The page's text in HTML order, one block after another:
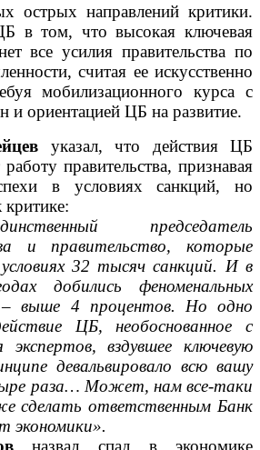
острых направлений критики.
в том, что высокая ключевая
все усилия правительства по
считая ее искусственно
мобилизационного курса с
и ориентацией ЦБ на развитие.
указал, что действия ЦБ
правительства, признавая
в условиях санкций, но
критике:
председатель
и правительство, которые
32 тысяч санкций. И в
добились феноменальных
– выше 4 процентов. Но одно
ЦБ, необоснованное с
экспертов, вздувшее ключевую
девальвировало всю вашу
раза… Может, нам все-таки
сделать ответственным Банк
экономики».
назвал спад в экономике